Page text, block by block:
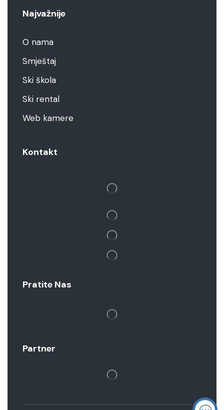
Najvažnije
O nama
Smještaj
Ski škola
Ski rental
Web kamere
Kontakt
Pratite Nas
Partner